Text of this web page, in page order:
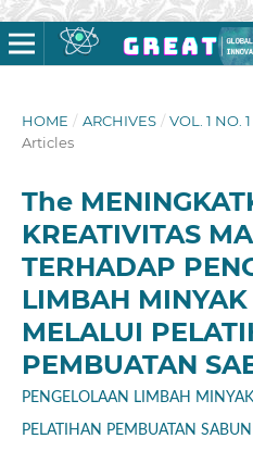
HOME / ARCHIVES / VOL. 1 NO.
Articles
The
KREATIVITAS
TERHADAP
LIMBAH
MELALUI
PEMBUATAN
PENGELOLAAN LIMBAH
PELATIHAN PEMBUATAN SABUN